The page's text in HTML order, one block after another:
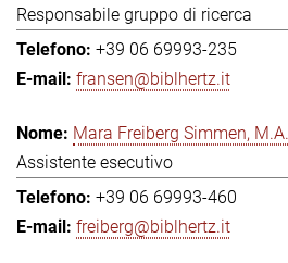
Responsabile gruppo di ricerca
+39 06 69993-235
fransen@biblhertz.it
Mara Freiberg Simmen, M.A.
Assistente esecutivo
+39 06 69993-460
freiberg@biblhertz.it